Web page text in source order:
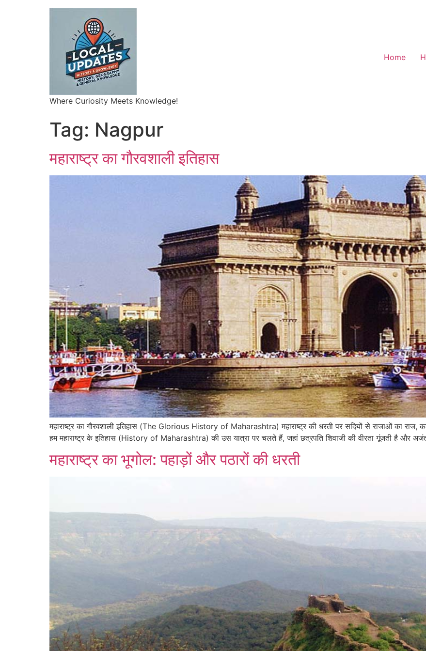
Where Curiosity Meets Knowledge!
Home
Tag: Nagpur
महाराष्ट्र का गौरवशाली इतिहास
महाराष्ट्र का गौरवशाली इतिहास (The Glorious History of Maharashtra) महाराष्ट्र की धरती पर सदियों से राजाओं का
हम महाराष्ट्र के इतिहास (History of Maharashtra) की उस यात्रा पर चलते हैं, जहां छत्रपति शिवाजी की वीरता गूंजती है और
महाराष्ट्र का भूगोल: पहाड़ों और पठारों की धरती